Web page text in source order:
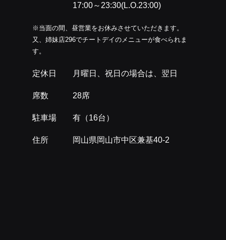
17:00～23:30(L.O.23:00)
※当面の間、昼営業をお休みさせていただきます。
又、姉妹店296でチートデイのメニューが食べられま
す。
定休日 月曜日、祝日の場合は、翌日
席数 28席
駐車場 有（16台）
住所 岡山県岡山市中区兼基40-2